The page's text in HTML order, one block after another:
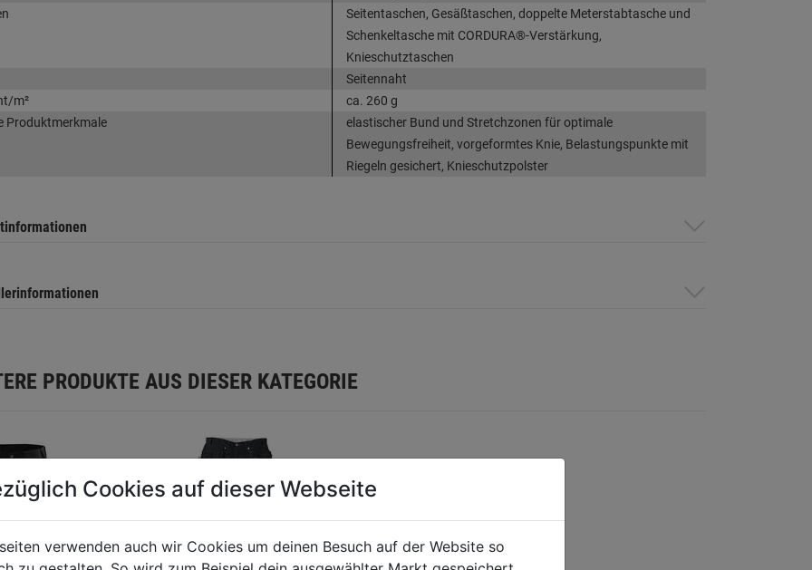
Seitentaschen, Gesäßtaschen, doppelte Meterstabtasche und
Schenkeltasche mit CORDURA®-Verstärkung,
Knieschutztaschen
Seitennaht
m²
ca. 260 g
Produktmerkmale
elastischer Bund und Stretchzonen für optimale
Bewegungsfreiheit, vorgeformtes Knie, Belastungspunkte mit
Riegeln gesichert, Knieschutzpolster
PRODUKTE AUS DIESER KATEGORIE
Cookies auf dieser Webseite
verwenden auch wir Cookies um deinen Besuch auf der Website so